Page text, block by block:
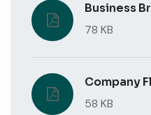
Business
78 KB
Company
58 KB